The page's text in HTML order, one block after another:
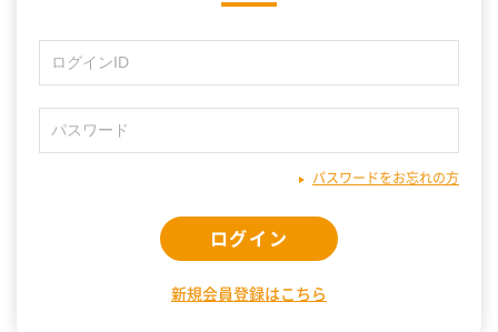
パスワードをお忘れの方
ログイン
新規会員登録はこちら